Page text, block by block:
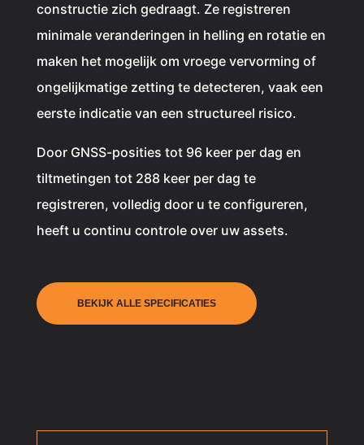
constructie zich gedraagt. Ze registreren
minimale veranderingen in helling en rotatie en
maken het mogelijk om vroege vervorming of
ongelijkmatige zetting te detecteren, vaak een
eerste indicatie van een structureel risico.
Door GNSS-posities tot 96 keer per dag en
tiltmetingen tot 288 keer per dag te
registreren, volledig door u te configureren,
heeft u continu controle over uw assets.
BEKIJK ALLE SPECIFICATIES